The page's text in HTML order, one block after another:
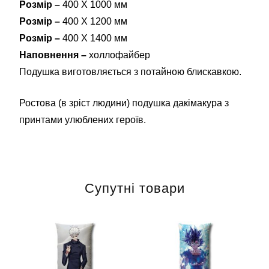
Розмір – 400 Х 1000 мм
Розмір – 400 Х 1200 мм
Розмір – 400 Х 1400 мм
Наповнення – холлофайбер
Подушка виготовляється з потайною блискавкою.
Ростова (в зріст людини) подушка дакімакура з
принтами улюблених героїв.
Супутні товари